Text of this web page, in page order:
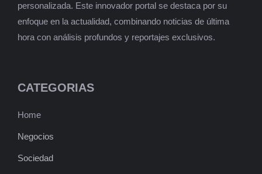
personalizada. Este innovador portal se destaca por su
enfoque en la actualidad, combinando noticias de última
hora con análisis profundos y reportajes exclusivos.
CATEGORIAS
Home
Negocios
Sociedad